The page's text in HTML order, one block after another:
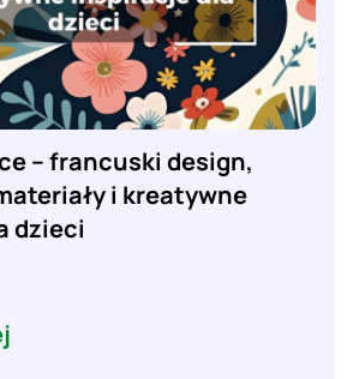
– francuski design,
i kreatywne
dzieci